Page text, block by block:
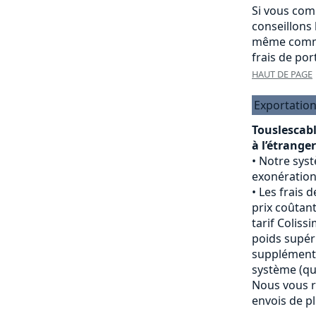
Si vous
conseillons
même
frais de
HAUT DE PAGE
à
Notre
Les frais
prix
tarif
poids
système
Nous vous
envois de